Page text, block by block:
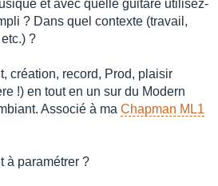
et avec quelle guitare utilisez-
? Dans quel contexte (travail,
?
création, record, Prod, plaisir
!) en tout en un sur du Modern
Associé à ma Chapman ML1
à paramétrer ?